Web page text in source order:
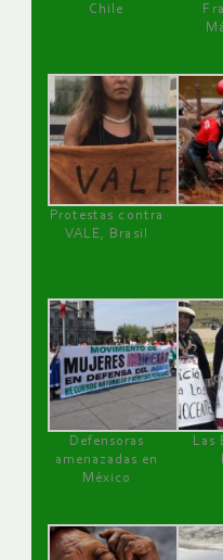
Chile
Protestas contra
VALE, Brasil
Defensoras
amenazadas en
México
Las